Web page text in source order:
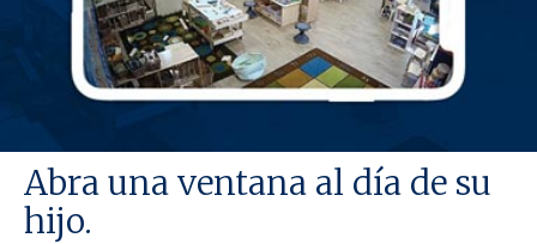
Abra una ventana al día de su
hijo.